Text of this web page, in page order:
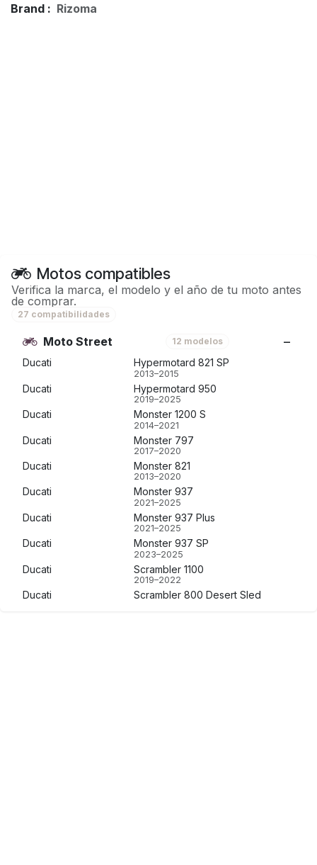
Brand : Rizoma
Motos compatibles
Verifica la marca, el modelo y el año de tu moto antes
de comprar.
27 compatibilidades
Moto Street 12 modelos
Ducati Hypermotard 821 SP
2013–2015
Ducati Hypermotard 950
2019–2025
Ducati Monster 1200 S
2014–2021
Ducati Monster 797
2017–2020
Ducati Monster 821
2013–2020
Ducati Monster 937
2021–2025
Ducati Monster 937 Plus
2021–2025
Ducati Monster 937 SP
2023–2025
Ducati Scrambler 1100
2019–2022
Ducati Scrambler 800 Desert Sled